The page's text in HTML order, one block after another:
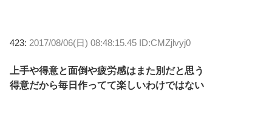
423: 2017/08/06(日) 08:48:15.45 ID:CMZjlvyj0
上手や得意と面倒や疲労感はまた別だと思う
得意だから毎日作ってて楽しいわけではない